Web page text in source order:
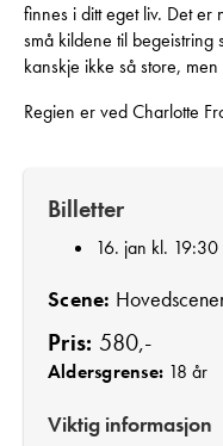
finnes i ditt eget liv. Det er
små kildene til begeistring
kanskje ikke så store,
Regien er ved Charlotte
Billetter
16. jan kl. 19:30
Scene:
Pris: 580,-
Aldersgrense: 18 år
Viktig informasjon